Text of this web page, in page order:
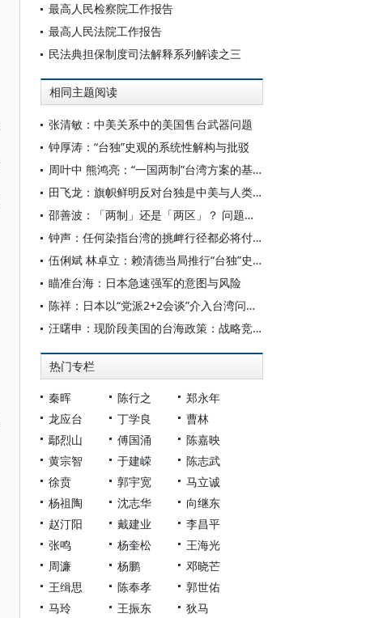
最高人民检察院工作报告
最高人民法院工作报告
民法典担保制度司法解释系列解读之三
相同主题阅读
张清敏：中美关系中的美国售台武器问题
钟厚涛：“台独”史观的系统性解构与批驳
周叶中 熊鸿亮：“一国两制”台湾方案的基本范畴
田飞龙：旗帜鲜明反对台独是中美与人类共同利益所系
邵善波：「两制」还是「两区」？ 问题在「一国」
钟声：任何染指台湾的挑衅行径都必将付出代价
伍俐斌 林卓立：赖清德当局推行“台独”史观的做法、危害与反制
瞄准台海：日本急速强军的意图与风险
陈祥：日本以“党派2+2会谈”介入台湾问题论析
汪曙申：现阶段美国的台海政策：战略竞争、经济安全与军事威慑
热门专栏
秦晖 陈行之
郑永年
龙应台
丁学良
曹林
鄢烈山
傅国涌
陈嘉映
黄宗智
于建嵘
陈志武
徐贲
郭宇宽
马立诚
杨祖陶
沈志华
向继东
赵汀阳
戴建业
李昌平
张鸣
杨奎松
王海光
周濂
杨鹏
邓晓芒
王缉思
陈奉孝
郭世佑
马玲
王振东
狄马